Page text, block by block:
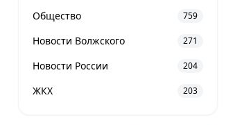
Общество 759
Новости Волжского 271
Новости России 204
ЖКХ 203